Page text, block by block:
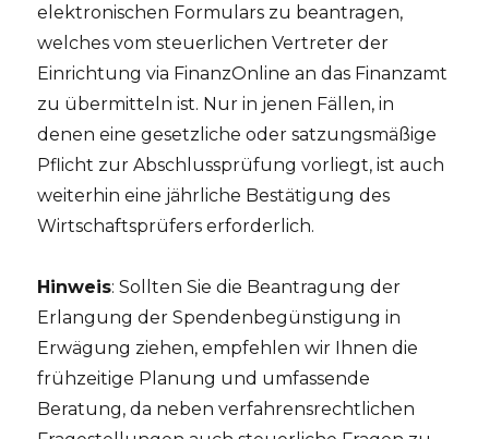
elektronischen Formulars zu beantragen,
welches vom steuerlichen Vertreter der
Einrichtung via FinanzOnline an das Finanzamt
zu übermitteln ist. Nur in jenen Fällen, in
denen eine gesetzliche oder satzungsmäßige
Pflicht zur Abschlussprüfung vorliegt, ist auch
weiterhin eine jährliche Bestätigung des
Wirtschaftsprüfers erforderlich.
Hinweis: Sollten Sie die Beantragung der
Erlangung der Spendenbegünstigung in
Erwägung ziehen, empfehlen wir Ihnen die
frühzeitige Planung und umfassende
Beratung, da neben verfahrensrechtlichen